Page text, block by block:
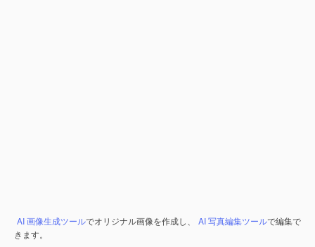
AI 画像生成ツールでオリジナル画像を作成し、 AI 写真編集ツールで編集で
きます。